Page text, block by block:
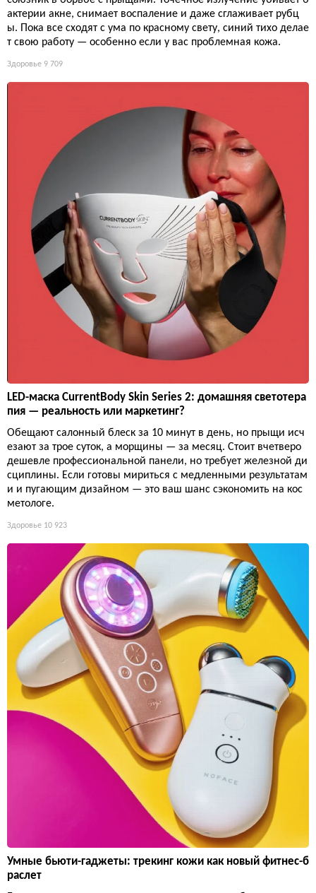
актерии акне, снимает воспаление и даже сглаживает рубц
ы. Пока все сходят с ума по красному свету, синий тихо делае
т свою работу — особенно если у вас проблемная кожа.
Здоровье 9 709
LED-маска CurrentBody Skin Series 2: домашняя светотера
пия — реальность или маркетинг?
Обещают салонный блеск за 10 минут в день, но прыщи исч
езают за трое суток, а морщины — за месяц. Стоит вчетверо
дешевле профессиональной панели, но требует железной ди
сциплины. Если готовы мириться с медленными результатам
и и пугающим дизайном — это ваш шанс сэкономить на кос
метологе.
Здоровье 10 923
Умные бьюти-гаджеты: трекинг кожи как новый фитнес-б
раслет